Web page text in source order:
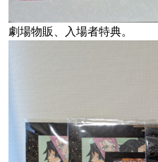
劇場物販、入場者特典。